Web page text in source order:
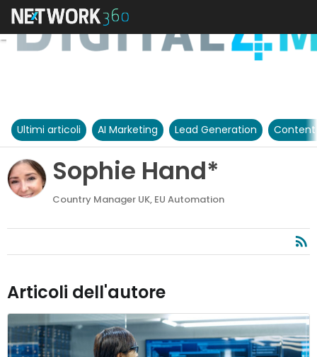
Ultimi articoli AI Marketing Lead Generation
Sophie Hand*
Country Manager UK, EU Automation
Articoli dell'autore